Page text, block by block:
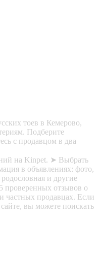
тоев в Кемерово,
Подберите
с продавцом в два
на Kinpet. ➤ Выбрать
в объявлениях: фото,
и другие
проверенных отзывов о
частных продавцах. Если
вы можете поискать